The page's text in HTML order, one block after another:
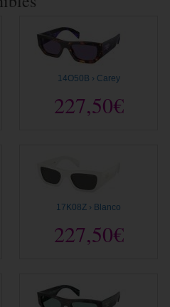
14O50B › Carey
227,50€
17K08Z › Blanco
227,50€